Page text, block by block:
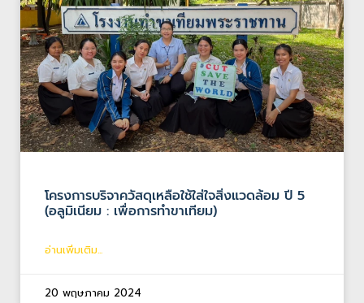
โครงการบริจาควัสดุเหลือใช้ใส่ใจสิ่งแวดล้อม ปี 5
(อลูมิเนียม : เพื่อการทำขาเทียม)
อ่านเพิ่มเติม...
20 พฤษภาคม 2024